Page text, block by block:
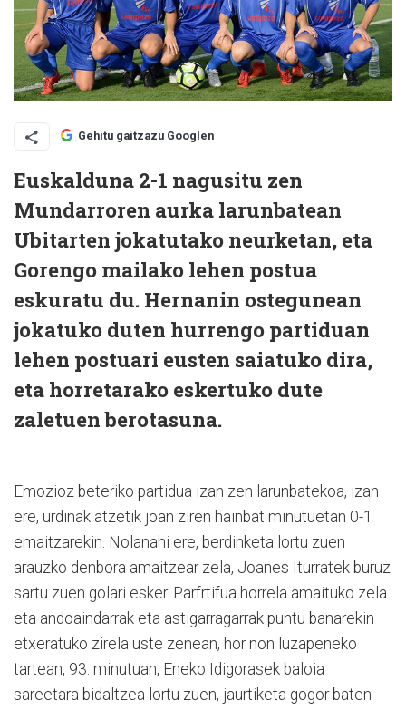
Gehitu gaitzazu Googlen
Euskalduna 2-1 nagusitu zen
Mundarroren aurka larunbatean
Ubitarten jokatutako neurketan, eta
Gorengo mailako lehen postua
eskuratu du. Hernanin ostegunean
jokatuko duten hurrengo partiduan
lehen postuari eusten saiatuko dira,
eta horretarako eskertuko dute
zaletuen berotasuna.
Emozioz beteriko partidua izan zen larunbatekoa, izan
ere, urdinak atzetik joan ziren hainbat minutuetan 0-1
emaitzarekin. Nolanahi ere, berdinketa lortu zuen
arauzko denbora amaitzear zela, Joanes Iturratek buruz
sartu zuen golari esker. Parfrtifua horrela amaituko zela
eta andoaindarrak eta astigarragarrak puntu banarekin
etxeratuko zirela uste zenean, hor non luzapeneko
tartean, 93. minutuan, Eneko Idigorasek baloia
sareetara bidaltzea lortu zuen, jaurtiketa gogor baten